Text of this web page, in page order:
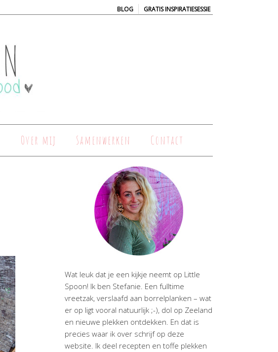
BLOG | GRATIS INSPIRATIESESSIE
Over mij Samenwerken Contact
Wat leuk dat je een kijkje neemt op Little
Spoon! Ik ben Stefanie. Een fulltime
vreetzak, verslaafd aan borrelplanken – wat
er op ligt vooral natuurlijk ;-), dol op Zeeland
en nieuwe plekken ontdekken. En dat is
precies waar ik over schrijf op deze
website. Ik deel recepten en toffe plekken